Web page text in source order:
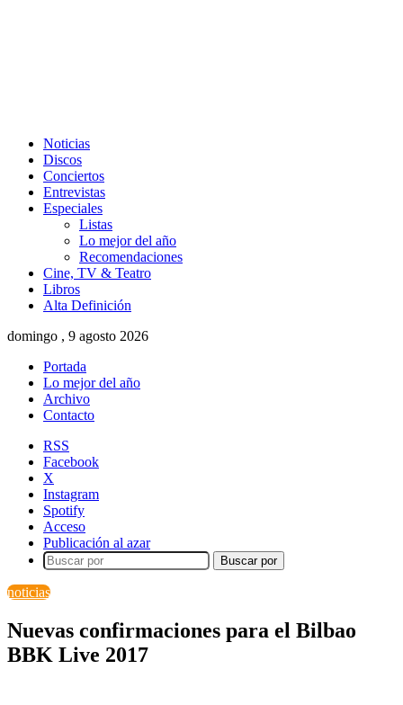
Noticias
Discos
Conciertos
Entrevistas
Especiales
Listas
Lo mejor del año
Recomendaciones
Cine, TV & Teatro
Libros
Alta Definición
domingo , 9 agosto 2026
Portada
Lo mejor del año
Archivo
Contacto
RSS
Facebook
X
Instagram
Spotify
Acceso
Publicación al azar
Buscar por
noticias
Nuevas confirmaciones para el Bilbao
BBK Live 2017